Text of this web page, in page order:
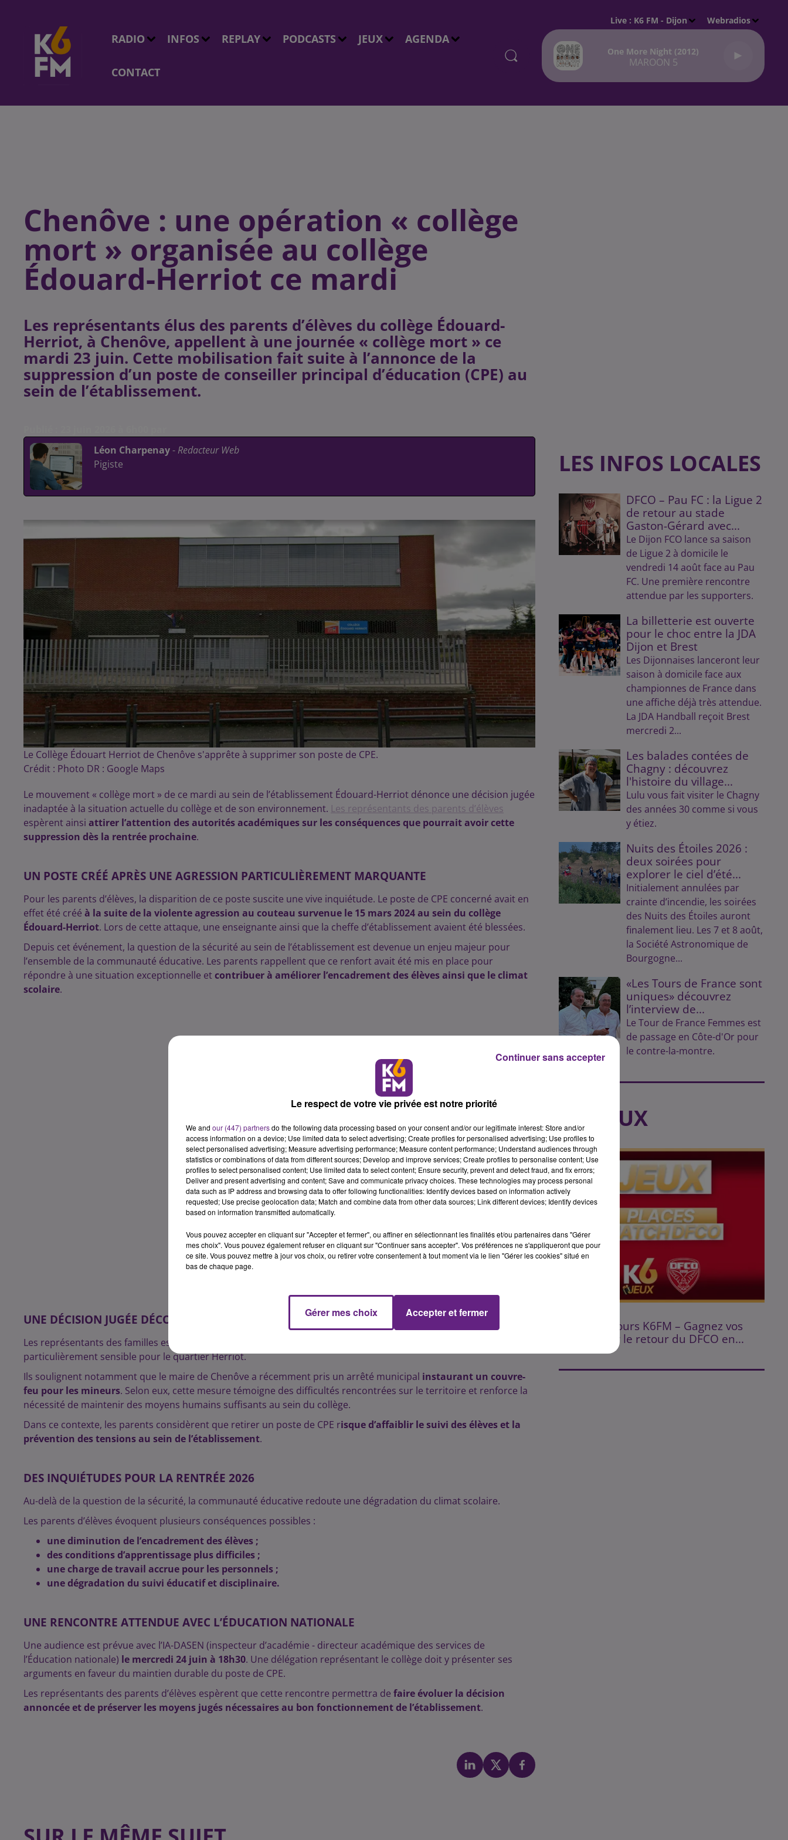
RADIO INFOS REPLAY PODCASTS JEUX AGENDA
CONTACT
Live : K6 FM - Dijon Webradios
One More Night (2012)
MAROON 5
Chenôve : une opération « collège
mort » organisée au collège
Édouard-Herriot ce mardi
Les représentants élus des parents d’élèves du collège Édouard-
Herriot, à Chenôve, appellent à une journée « collège mort » ce
mardi 23 juin. Cette mobilisation fait suite à l’annonce de la
suppression d’un poste de conseiller principal d’éducation (CPE) au
sein de l’établissement.
Léon Charpenay-Redacteur Web
Pigiste
Le Collège Édouart Herriot de Chenôve s'apprête à supprimer son poste de CPE.
Crédit : Photo DR : Google Maps
Le mouvement « collège mort » de ce mardi au sein de l’établissement Édouard-Herriot dénonce une décision jugée
inadaptée à la situation actuelle du collège et de son environnement. Les représentants des parents d’élèves
espèrent ainsi attirer l’attention des autorités académiques sur les conséquences que pourrait avoir cette
suppression dès la rentrée prochaine.
UN POSTE CRÉÉ APRÈS UNE AGRESSION PARTICULIÈREMENT MARQUANTE
Pour les parents d’élèves, la disparition de ce poste suscite une vive inquiétude. Le poste de CPE concerné avait en
effet été créé à la suite de la violente agression au couteau survenue le 15 mars 2024 au sein du collège
Édouard-Herriot. Lors de cette attaque, une enseignante ainsi que la cheffe d’établissement avaient été blessées.
Depuis cet événement, la question de la sécurité au sein de l’établissement est devenue un enjeu majeur pour
l’ensemble de la communauté éducative. Les parents rappellent que ce renfort avait été mis en place pour
répondre à une situation exceptionnelle etcontribuer à améliorer l’encadrement des élèves ainsi que le climat
scolaire.
UNE DÉCISION JUGÉE DÉCONNECTÉE DU CONTEXTE LOCAL
Les représentants des familles estiment que la suppression de ce poste intervient dans un contexte
particulièrement sensible pour le quartier Herriot.
Ils soulignent notamment que le maire de Chenôve a récemment pris un arrêté municipal instaurant un couvre-
feu pour les mineurs. Selon eux, cette mesure témoigne des difficultés rencontrées sur le territoire et renforce la
nécessité de maintenir des moyens humains suffisants au sein du collège.
Dans ce contexte, les parents considèrent que retirer un poste de CPE risque d’affaiblir le suivi des élèves et la
prévention des tensions au sein de l’établissement.
DES INQUIÉTUDES POUR LA RENTRÉE 2026
Au-delà de la question de la sécurité, la communauté éducative redoute une dégradation du climat scolaire.
Les parents d’élèves évoquent plusieurs conséquences possibles :
une diminution de l’encadrement des élèves ;
des conditions d’apprentissage plus difficiles ;
une charge de travail accrue pour les personnels ;
une dégradation du suivi éducatif et disciplinaire.
UNE RENCONTRE ATTENDUE AVEC L’ÉDUCATION NATIONALE
Une audience est prévue avec l’IA-DASEN (inspecteur d’académie - directeur académique des services de
l’Éducation nationale) le mercredi 24 juin à 18h30. Une délégation représentant le collège doit y présenter ses
arguments en faveur du maintien durable du poste de CPE.
Les représentants des parents d’élèves espèrent que cette rencontre permettra de faire évoluer la décision
annoncée et de préserver les moyens jugés nécessaires au bon fonctionnement de l’établissement.
LES INFOS LOCALES
DFCO – Pau FC : la Ligue 2
de retour au stade
Gaston-Gérard avec...
Le Dijon FCO lance sa saison
de Ligue 2 à domicile le
vendredi 14 août face au Pau
FC. Une première rencontre
attendue par les supporters.
La billetterie est ouverte
pour le choc entre la JDA
Dijon et Brest
Les Dijonnaises lanceront leur
saison à domicile face aux
championnes de France dans
une affiche déjà très attendue.
La JDA Handball reçoit Brest
mercredi 2...
Les balades contées de
Chagny : découvrez
l'histoire du village...
Lulu vous fait visiter le Chagny
des années 30 comme si vous
y étiez.
Nuits des Étoiles 2026 :
deux soirées pour
explorer le ciel d’été...
Initialement annulées par
crainte d’incendie, les soirées
des Nuits des Étoiles auront
finalement lieu. Les 7 et 8 août,
la Société Astronomique de
Bourgogne...
«Les Tours de France sont
uniques» découvrez
l’interview de...
Le Tour de France Femmes est
de passage en Côte-d'Or pour
le contre-la-montre.
LES JEUX
⚽ Jeu Concours K6FM – Gagnez vos
places pour le retour du DFCO en...
Le respect de votre vie privée est notre priorité
We and our (447) partnersdo the following data processing based on your consent and/or our legitimate interest: Store and/or
access information on a device; Use limited data to select advertising; Create profiles for personalised advertising; Use profiles to
select personalised advertising; Measure advertising performance; Measure content performance; Understand audiences through
statistics or combinations of data from different sources; Develop and improve services; Create profiles to personalise content; Use
profiles to select personalised content; Use limited data to select content; Ensure security, prevent and detect fraud, and fix errors;
Deliver and present advertising and content; Save and communicate privacy choices. These technologies may process personal
data such as IP address and browsing data to offer following functionalities: Identify devices based on information actively
requested; Use precise geolocation data; Match and combine data from other data sources; Link different devices; Identify devices
based on information transmitted automatically.
Vous pouvez accepter en cliquant sur "Accepter et fermer", ou affiner en sélectionnant les finalités et/ou partenaires dans "Gérer
mes choix". Vous pouvez également refuser en cliquant sur "Continuer sans accepter". Vos préférences ne s'appliqueront que pour
ce site. Vous pouvez mettre à jour vos choix, ou retirer votre consentement à tout moment via le lien "Gérer les cookies" situé en
bas de chaque page.
Gérer mes choix Accepter et fermer
Continuer sans accepter